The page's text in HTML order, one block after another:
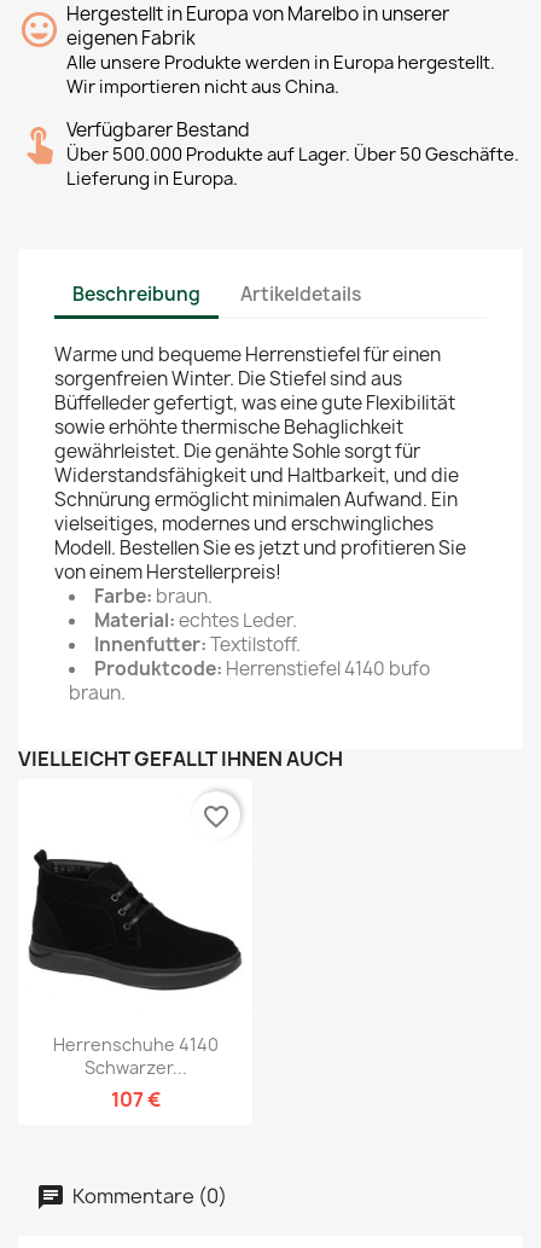
Hergestellt in Europa von Marelbo in unserer
eigenen Fabrik
Alle unsere Produkte werden in Europa hergestellt.
Wir importieren nicht aus China.
Verfügbarer Bestand
Über 500.000 Produkte auf Lager. Über 50 Geschäfte.
Lieferung in Europa.
Beschreibung Artikeldetails
Warme und bequeme Herrenstiefel für einen
sorgenfreien Winter. Die Stiefel sind aus
Büffelleder gefertigt, was eine gute Flexibilität
sowie erhöhte thermische Behaglichkeit
gewährleistet. Die genähte Sohle sorgt für
Widerstandsfähigkeit und Haltbarkeit, und die
Schnürung ermöglicht minimalen Aufwand. Ein
vielseitiges, modernes und erschwingliches
Modell. Bestellen Sie es jetzt und profitieren Sie
von einem Herstellerpreis!
Farbe: braun.
Material:echtes Leder.
Innenfutter:Textilstoff.
Produktcode: Herrenstiefel 4140 bufo
braun.
VIELLEICHT GEFÄLLT IHNEN AUCH
Herrenschuhe 4140
Schwarzer...
107 €
favorite_border
Kommentare (0)